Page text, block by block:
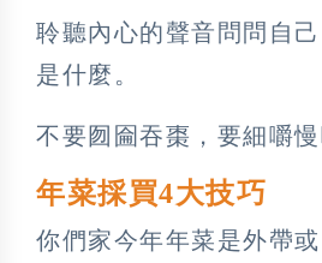
聆聽內心的聲音問問自
是什麼。
不要囫圇吞棗，要細嚼慢
年菜採買4大技巧
你們家今年年菜是外帶